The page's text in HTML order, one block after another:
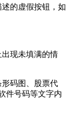
的虚假按钮，如
现未填满的情
码图、股票代
件号码等文字内